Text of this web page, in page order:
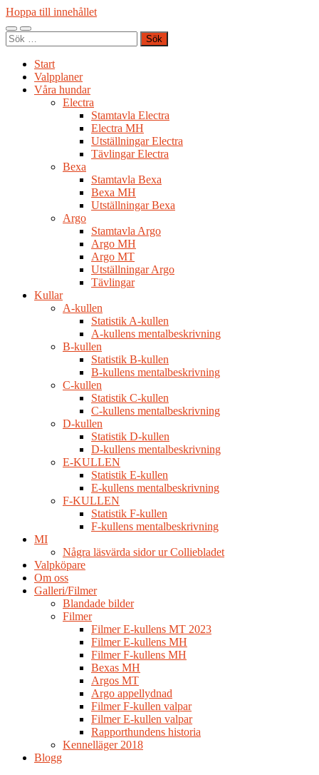
Hoppa till innehållet
Slå
på/av
Slå
på/av
Sök
efter:
Start
Valpplaner
Våra hundar
Electra
Stamtavla Electra
Electra MH
Utställningar Electra
Tävlingar Electra
Bexa
Stamtavla Bexa
Bexa MH
Utställningar Bexa
Argo
Stamtavla Argo
Argo MH
Argo MT
Utställningar Argo
Tävlingar
Kullar
A-kullen
Statistik A-kullen
A-kullens mentalbeskrivning
B-kullen
Statistik B-kullen
B-kullens mentalbeskrivning
C-kullen
Statistik C-kullen
C-kullens mentalbeskrivning
D-kullen
Statistik D-kullen
D-kullens mentalbeskrivning
E-KULLEN
Statistik E-kullen
E-kullens mentalbeskrivning
F-KULLEN
Statistik F-kullen
F-kullens mentalbeskrivning
MI
Några läsvärda sidor ur Colliebladet
Valpköpare
Om oss
Galleri/Filmer
Blandade bilder
Filmer
Filmer E-kullens MT 2023
Filmer E-kullens MH
Filmer F-kullens MH
Bexas MH
Argos MT
Argo appellydnad
Filmer F-kullen valpar
Filmer E-kullen valpar
Rapporthundens historia
Kennelläger 2018
Blogg